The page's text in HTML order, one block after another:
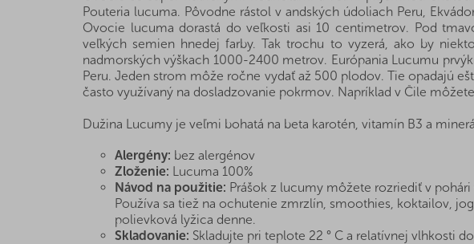
Pouteria lucuma. Pôvodne rástol v andských údoliach Peru,
Ovocie lucuma dorastá do veľkosti asi 10 centimetrov. Pod
veľkých semien hnedej farby. Tak trochu to vyzerá, ako by
nadmorských výškach 1000-2400 metrov. Európania Lucumu
Peru. Jeden strom môže ročne vydať až 500 plodov. Tie opadajú
často využívaný na dosladzovanie pokrmov. Napríklad v Čile
Dužina Lucumy je veľmi bohatá na beta karotén, vitamín B3 a
Alergény: bez alergénov
Zloženie: Lucuma 100%
Návod na použitie: Prášok z lucumy môžete rozriediť v
Používa sa tiež na ochutenie zmrzlín, smoothies, koktailov,
polievková lyžica denne.
Skladovanie: Skladujte pri teplote 22 ° C a relatívnej vlhkosti do